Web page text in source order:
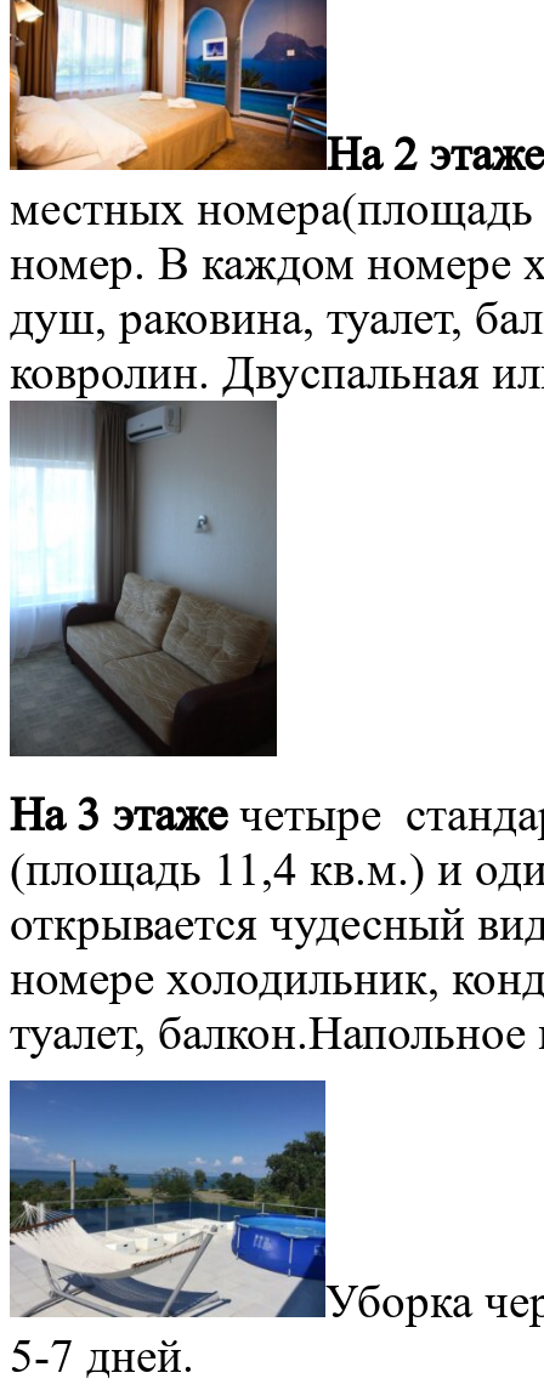
На 2 этаже
местных
номер. В каждом номере
душ, раковина, туалет,
ковролин. Двуспальная
На 3 этажечетыре
(площадь 11,4 кв.м.) и
открывается чудесный
номере холодильник,
туалет,
Уборка
5-7 дней.